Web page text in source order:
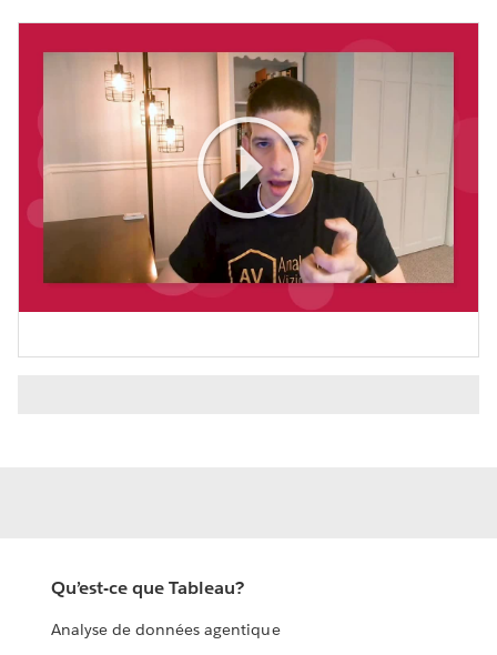
Play
Video
Qu’est-ce que Tableau?
Analyse de données agentique